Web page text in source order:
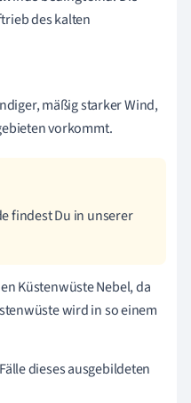
des kalten
mäßig starker Wind,
vorkommt.
findest Du in unserer
Küstenwüste Nebel, da
wird in so einem
dieses ausgebildeten